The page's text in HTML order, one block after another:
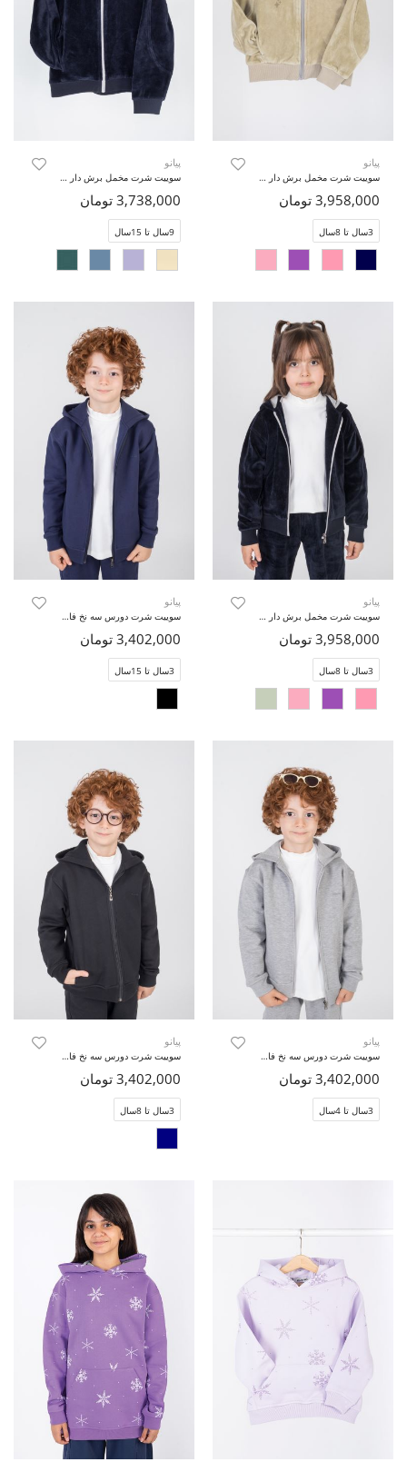
پیانو
سوییت شرت مخمل برش دار (ست با کد 10737)
3,958,000 تومان
3سال تا 8سال
پیانو
سوییت شرت مخمل برش دار (ست با کد 10739)
3,738,000 تومان
9سال تا 15سال
پیانو
سوییت شرت مخمل برش دار (ست با کد 10737)
3,958,000 تومان
3سال تا 8سال
پیانو
سوییت شرت دورس سه نخ فاقد جنسیت (ست با کد 11414)
3,402,000 تومان
3سال تا 15سال
پیانو
سوییت شرت دورس سه نخ فاقد جنسیت (ست با کد 11414)
3,402,000 تومان
3سال تا 4سال
پیانو
سوییت شرت دورس سه نخ فاقد جنسیت (ست با کد 11414)
3,402,000 تومان
3سال تا 8سال